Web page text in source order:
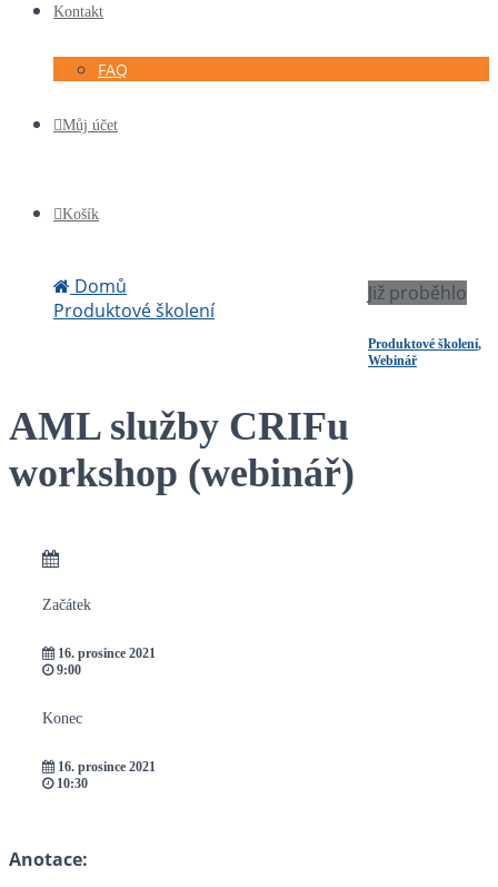
Kontakt
FAQ
Můj účet
Košík
Domů
Produktové školení
Již proběhlo
Produktové školení,
Webinář
AML služby CRIFu
workshop (webinář)
Začátek
16. prosince 2021
9:00
Konec
16. prosince 2021
10:30
Anotace: